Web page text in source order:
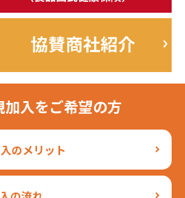
加入をご希望の方
のメリット